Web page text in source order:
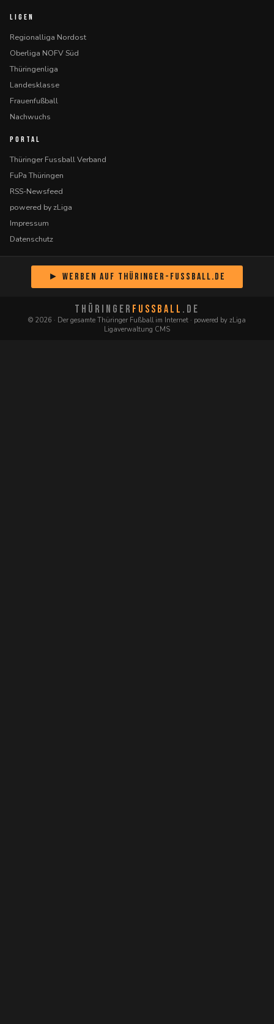
LIGEN
Regionalliga Nordost
Oberliga NOFV Süd
Thüringenliga
Landesklasse
Frauenfußball
Nachwuchs
PORTAL
Thüringer Fussball Verband
FuPa Thüringen
RSS-Newsfeed
powered by zLiga
Impressum
Datenschutz
► Werben auf Thüringer-Fussball.de
THÜRINGER FUSSBALL .DE
© 2026 · Der gesamte Thüringer Fußball im Internet · powered by zLiga
Ligaverwaltung CMS